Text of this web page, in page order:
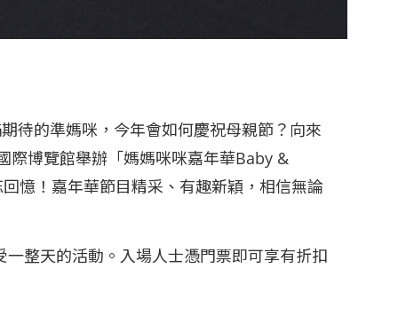
待的準媽咪，今年會如何慶祝母親節？向來
際博覽館舉辦「媽媽咪咪嘉年華Baby &
憶！嘉年華節目精采、有趣新穎，相信無論
整天的活動。入場人士憑門票即可享有折扣